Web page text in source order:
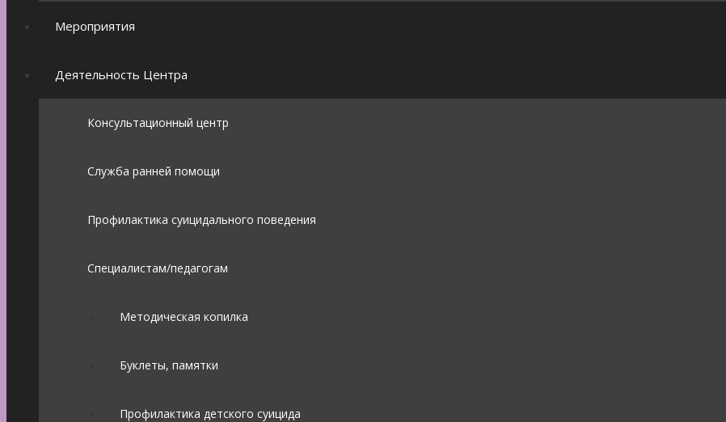
Мероприятия
Деятельность Центра
Консультационный центр
Служба ранней помощи
Профилактика суицидального поведения
Специалистам/педагогам
Методическая копилка
Буклеты, памятки
Профилактика детского суицида